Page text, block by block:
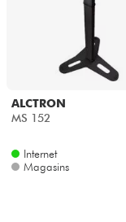
Micros & HF
DJ
ALCTRON
MS 152
Internet
Magasins